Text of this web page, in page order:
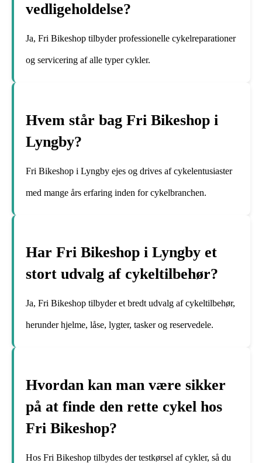
vedligeholdelse?
Ja, Fri Bikeshop tilbyder professionelle cykelreparationer
og servicering af alle typer cykler.
Hvem står bag Fri Bikeshop i
Lyngby?
Fri Bikeshop i Lyngby ejes og drives af cykelentusiaster
med mange års erfaring inden for cykelbranchen.
Har Fri Bikeshop i Lyngby et
stort udvalg af cykeltilbehør?
Ja, Fri Bikeshop tilbyder et bredt udvalg af cykeltilbehør,
herunder hjelme, låse, lygter, tasker og reservedele.
Hvordan kan man være sikker
på at finde den rette cykel hos
Fri Bikeshop?
Hos Fri Bikeshop tilbydes der testkørsel af cykler, så du